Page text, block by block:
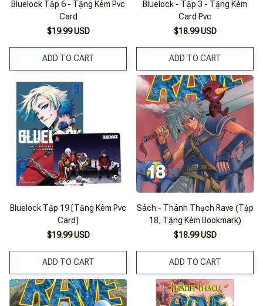
Bluelock Tập 6 - Tặng Kèm Pvc
Card
$19.99 USD
ADD TO CART
Bluelock - Tập 3 - Tặng Kèm
Card Pvc
$18.99 USD
ADD TO CART
Bluelock Tập 19 [Tặng Kèm Pvc
Card]
$19.99 USD
ADD TO CART
Sách - Thánh Thạch Rave (Tập
18, Tặng Kèm Bookmark)
$18.99 USD
ADD TO CART